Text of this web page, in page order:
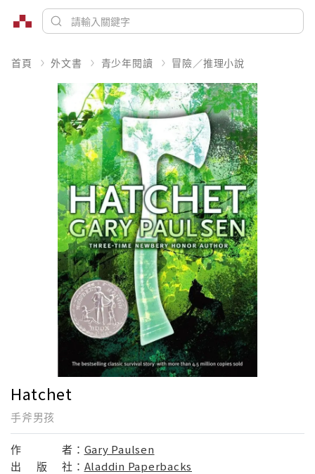
首頁 外文書 青少年閱讀 冒險／推理小說
Hatchet
手斧男孩
作 者： Gary Paulsen
出
版 社： Aladdin Paperbacks